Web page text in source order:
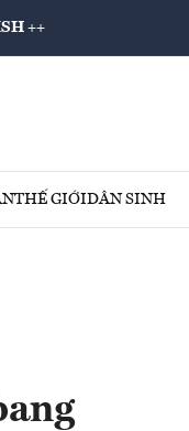
++
THẾ GIỚIDÂN SINH